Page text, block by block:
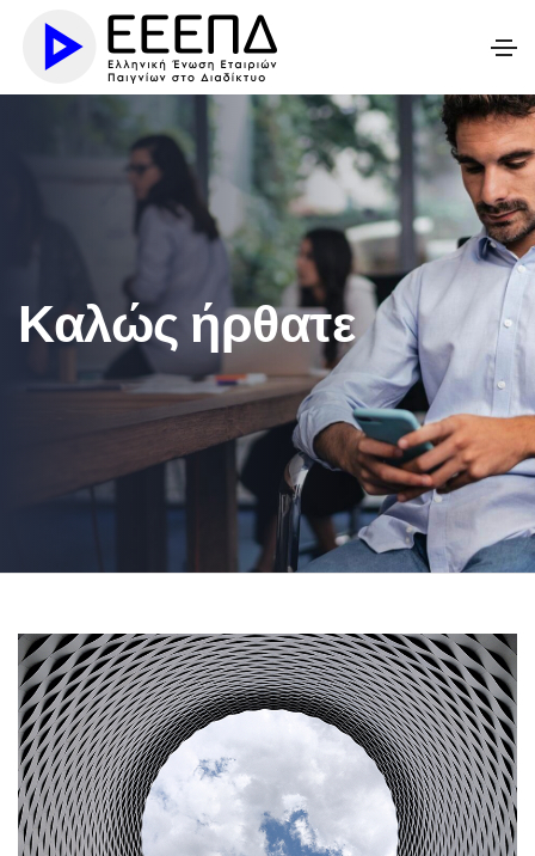
Καλώς ήρθατε